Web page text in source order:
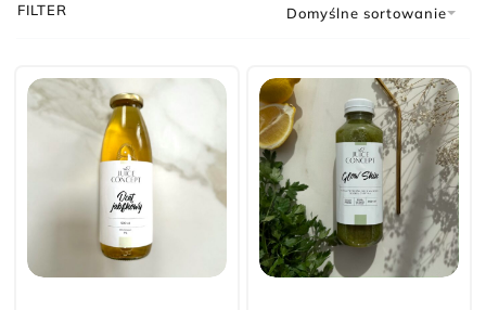
Domyślne sortowanie
FILTER